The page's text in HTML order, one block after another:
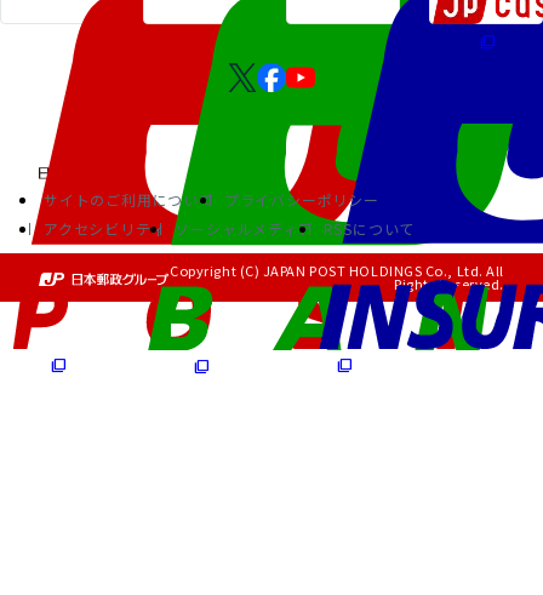
サイトのご利用について
プライバシーポリシー
アクセシビリティ
ソーシャルメディア RSSについて
Copyright (C) JAPAN POST HOLDINGS Co., Ltd. All
Rights Reserved.